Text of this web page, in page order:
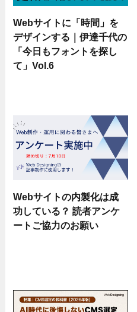
Webサイトに「時間」を
デザインする｜伊達千代の
「今日もフォントを探し
て」Vol.6
Webサイトの内製化は成
功している？ 読者アンケ
ートご協力のお願い